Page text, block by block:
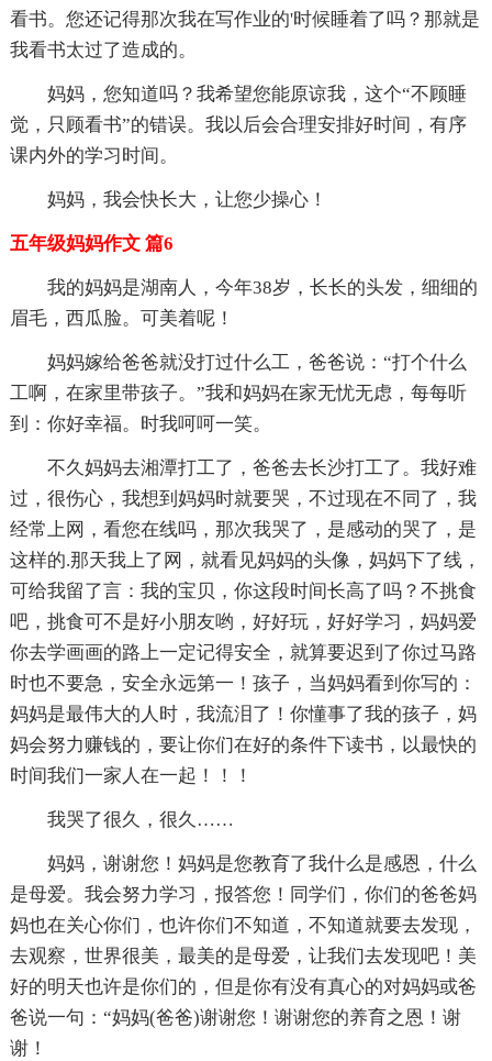
看书。您还记得那次我在写作业的'时候睡着了吗？那就是
我看书太过了造成的。
妈妈，您知道吗？我希望您能原谅我，这个“不顾睡
觉，只顾看书”的错误。我以后会合理安排好时间，有序
课内外的学习时间。
妈妈，我会快长大，让您少操心！
五年级妈妈作文 篇6
我的妈妈是湖南人，今年38岁，长长的头发，细细的
眉毛，西瓜脸。可美着呢！
妈妈嫁给爸爸就没打过什么工，爸爸说：“打个什么
工啊，在家里带孩子。”我和妈妈在家无忧无虑，每每听
到：你好幸福。时我呵呵一笑。
不久妈妈去湘潭打工了，爸爸去长沙打工了。我好难
过，很伤心，我想到妈妈时就要哭，不过现在不同了，我
经常上网，看您在线吗，那次我哭了，是感动的哭了，是
这样的.那天我上了网，就看见妈妈的头像，妈妈下了线，
可给我留了言：我的宝贝，你这段时间长高了吗？不挑食
吧，挑食可不是好小朋友哟，好好玩，好好学习，妈妈爱
你去学画画的路上一定记得安全，就算要迟到了你过马路
时也不要急，安全永远第一！孩子，当妈妈看到你写的：
妈妈是最伟大的人时，我流泪了！你懂事了我的孩子，妈
妈会努力赚钱的，要让你们在好的条件下读书，以最快的
时间我们一家人在一起！！！
我哭了很久，很久……
妈妈，谢谢您！妈妈是您教育了我什么是感恩，什么
是母爱。我会努力学习，报答您！同学们，你们的爸爸妈
妈也在关心你们，也许你们不知道，不知道就要去发现，
去观察，世界很美，最美的是母爱，让我们去发现吧！美
好的明天也许是你们的，但是你有没有真心的对妈妈或爸
爸说一句：“妈妈(爸爸)谢谢您！谢谢您的养育之恩！谢
谢！